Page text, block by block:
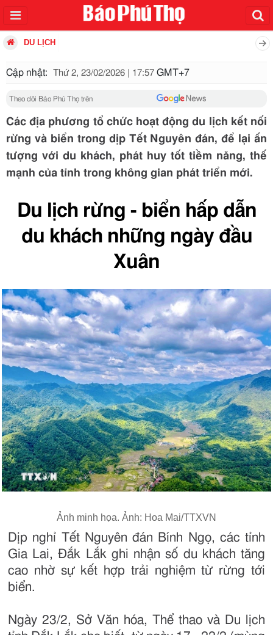
DU LỊCH
Cập nhật: Thứ 2, 23/02/2026 | 17:57 GMT+7
Theo dõi Báo Phú Thọ trên
Các địa phương tổ chức hoạt động du lịch kết nối
rừng và biển trong dịp Tết Nguyên đán, để lại ấn
tượng với du khách, phát huy tốt tiềm năng, thế
mạnh của tỉnh trong không gian phát triển mới.
Du lịch rừng - biển hấp dẫn
du khách những ngày đầu
Xuân
Ảnh minh họa. Ảnh: Hoa Mai/TTXVN
Dịp nghỉ Tết Nguyên đán Bính Ngọ, các tỉnh
Gia Lai, Đắk Lắk ghi nhận số du khách tăng
cao nhờ sự kết hợp trải nghiệm từ rừng tới
biển.
Ngày 23/2, Sở Văn hóa, Thể thao và Du lịch